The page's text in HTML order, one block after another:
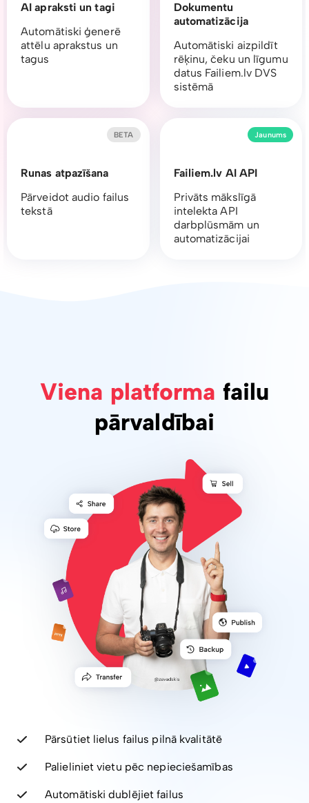
AI apraksti un tagi
Automātiski ģenerē
attēlu aprakstus un
tagus
Dokumentu
automatizācija
Automātiski aizpildīt
rēķinu, čeku un līgumu
datus Failiem.lv DVS
sistēmā
Runas atpazīšana
Pārveidot audio failus
tekstā
BETA
Failiem.lv AI API
Privāts mākslīgā
intelekta API
darbplūsmām un
automatizācijai
Jaunums
Viena platforma failu
pārvaldībai
Pārsūtiet lielus failus pilnā kvalitātē
Palieliniet vietu pēc nepieciešamības
Automātiski dublējiet failus